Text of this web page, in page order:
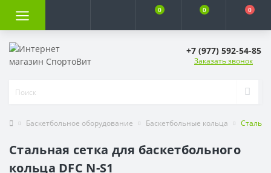
0 0 0
+7 (977) 592-54-85
Заказать звонок
Баскетбольное оборудование Баскетбольные кольца
Стальная сетка для баскетбольного
кольца DFC N-S1